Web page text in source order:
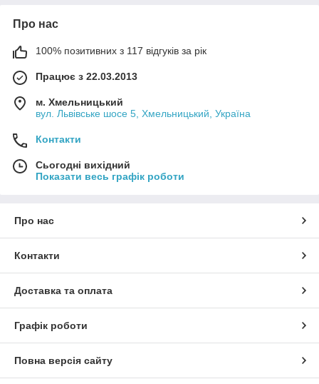
Про нас
100% позитивних з 117 відгуків за рік
Працює з 22.03.2013
м. Хмельницький
вул. Львівське шосе 5, Хмельницький, Україна
Контакти
Сьогодні вихідний
Показати весь графік роботи
Про нас
Контакти
Доставка та оплата
Графік роботи
Повна версія сайту